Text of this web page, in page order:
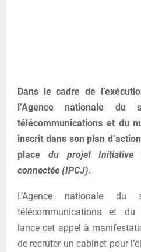
Dans le cadre de
l’Agence nationale du
télécommunications et du
inscrit dans son plan
place du projet Initiative
connectée (IPCJ).
L’Agence nationale du
télécommunications et du
lance cet appel à
de recruter un cabinet pour